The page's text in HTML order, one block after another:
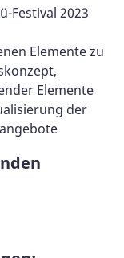
Festival 2023
Elemente zu
Elemente
der